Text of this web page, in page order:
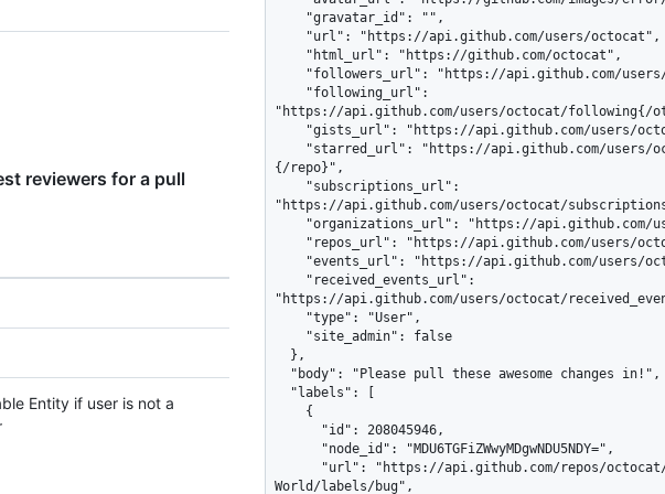
reviewers for a pull
Entity if user is not a